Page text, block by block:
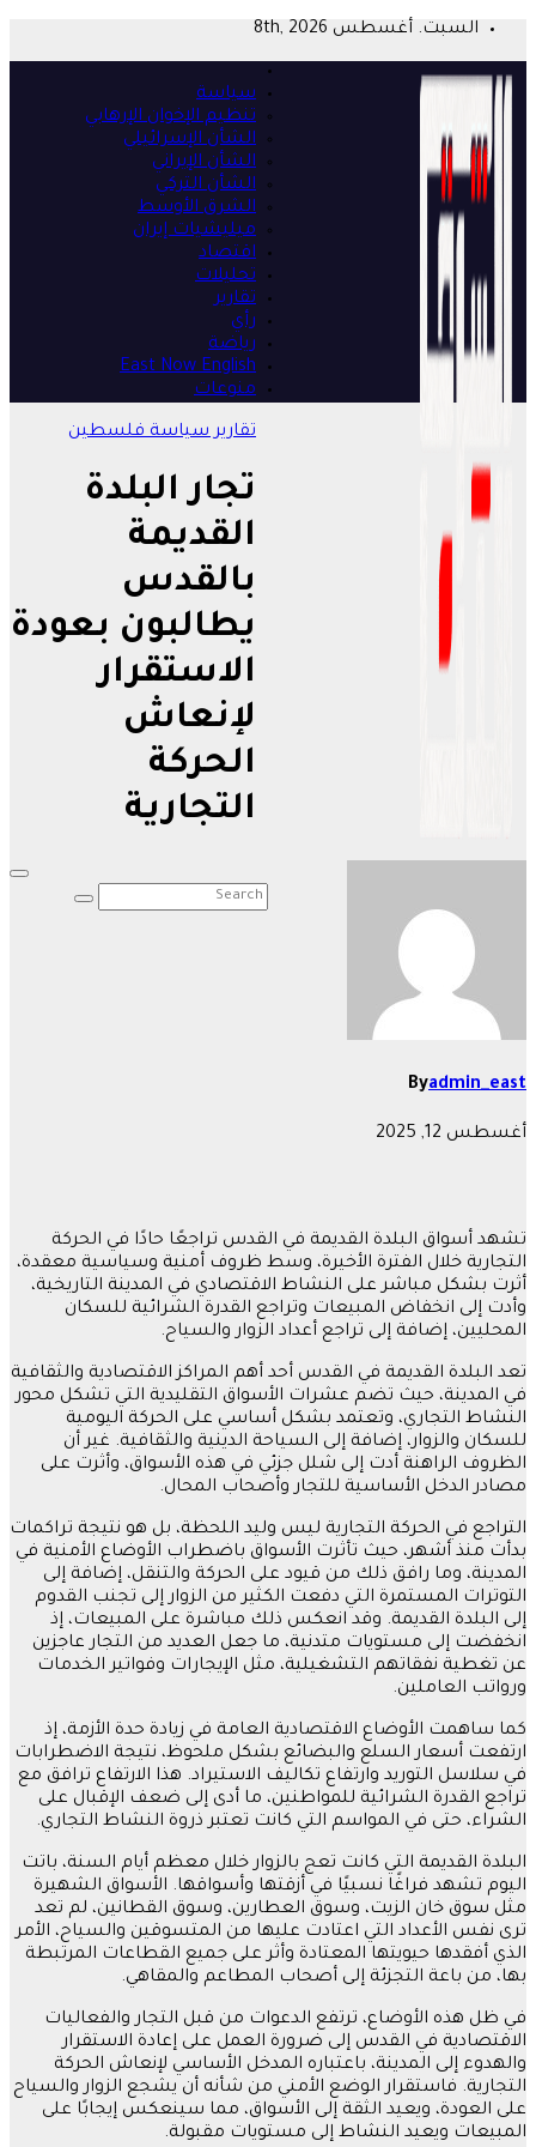
content
السبت. أغسطس 8th, 2026
سياسة
تنظيم الإخوان الإرهابي
الشأن الإسرائيلي
الشأن الإيراني
الشأن التركي
الشرق الأوسط
ميليشيات إيران
اقتصاد
تحليلات
تقارير
رأي
رياضة
East Now English
منوعات
تقاريرسياسةفلسطين
تجار البلدة
القديمة
بالقدس
يطالبون بعودة
الاستقرار
لإنعاش
الحركة
التجارية
Byadmin_east
أغسطس 12, 2025
تشهد أسواق البلدة القديمة في القدس تراجعًا حادًا في الحركة
التجارية خلال الفترة الأخيرة، وسط ظروف أمنية وسياسية معقدة،
أثرت بشكل مباشر على النشاط الاقتصادي في المدينة التاريخية،
وأدت إلى انخفاض المبيعات وتراجع القدرة الشرائية للسكان
المحليين، إضافة إلى تراجع أعداد الزوار والسياح.
تعد البلدة القديمة في القدس أحد أهم المراكز الاقتصادية والثقافية
في المدينة، حيث تضم عشرات الأسواق التقليدية التي تشكل محور
النشاط التجاري، وتعتمد بشكل أساسي على الحركة اليومية
للسكان والزوار، إضافة إلى السياحة الدينية والثقافية. غير أن
الظروف الراهنة أدت إلى شلل جزئي في هذه الأسواق، وأثرت على
مصادر الدخل الأساسية للتجار وأصحاب المحال.
التراجع في الحركة التجارية ليس وليد اللحظة، بل هو نتيجة تراكمات
بدأت منذ أشهر، حيث تأثرت الأسواق باضطراب الأوضاع الأمنية في
المدينة، وما رافق ذلك من قيود على الحركة والتنقل، إضافة إلى
التوترات المستمرة التي دفعت الكثير من الزوار إلى تجنب القدوم
إلى البلدة القديمة. وقد انعكس ذلك مباشرة على المبيعات، إذ
انخفضت إلى مستويات متدنية، ما جعل العديد من التجار عاجزين
عن تغطية نفقاتهم التشغيلية، مثل الإيجارات وفواتير الخدمات
ورواتب العاملين.
كما ساهمت الأوضاع الاقتصادية العامة في زيادة حدة الأزمة، إذ
ارتفعت أسعار السلع والبضائع بشكل ملحوظ، نتيجة الاضطرابات
في سلاسل التوريد وارتفاع تكاليف الاستيراد. هذا الارتفاع ترافق مع
تراجع القدرة الشرائية للمواطنين، ما أدى إلى ضعف الإقبال على
الشراء، حتى في المواسم التي كانت تعتبر ذروة النشاط التجاري.
البلدة القديمة التي كانت تعج بالزوار خلال معظم أيام السنة، باتت
اليوم تشهد فراغًا نسبيًا في أزقتها وأسواقها. الأسواق الشهيرة
مثل سوق خان الزيت، وسوق العطارين، وسوق القطانين، لم تعد
ترى نفس الأعداد التي اعتادت عليها من المتسوقين والسياح، الأمر
الذي أفقدها حيويتها المعتادة وأثر على جميع القطاعات المرتبطة
بها، من باعة التجزئة إلى أصحاب المطاعم والمقاهي.
في ظل هذه الأوضاع، ترتفع الدعوات من قبل التجار والفعاليات
الاقتصادية في القدس إلى ضرورة العمل على إعادة الاستقرار
والهدوء إلى المدينة، باعتباره المدخل الأساسي لإنعاش الحركة
التجارية. فاستقرار الوضع الأمني من شأنه أن يشجع الزوار والسياح
على العودة، ويعيد الثقة إلى الأسواق، مما سينعكس إيجابًا على
المبيعات ويعيد النشاط إلى مستويات مقبولة.